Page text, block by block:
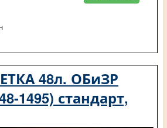
48л. ОБиЗР
1495) стандарт,